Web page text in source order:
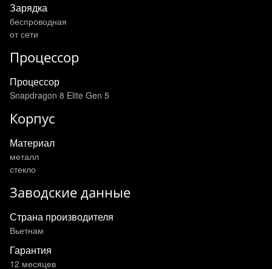
Зарядка
беспроводная
от сети
Процессор
Процессор
Snapdragon 8 Elite Gen 5
Корпус
Материал
металл
стекло
Заводские данные
Страна производителя
Вьетнам
Гарантия
12 месяцев